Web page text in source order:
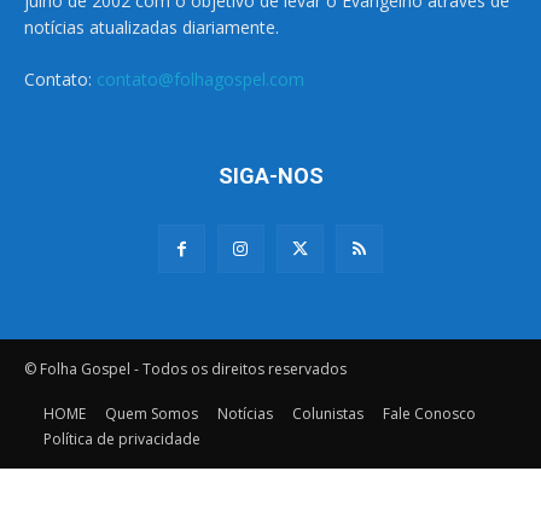
notícias atualizadas diariamente.
Contato: contato@folhagospel.com
SIGA-NOS
© Folha Gospel - Todos os direitos reservados
HOME Quem Somos Notícias Colunistas
Fale Conosco
Política de privacidade